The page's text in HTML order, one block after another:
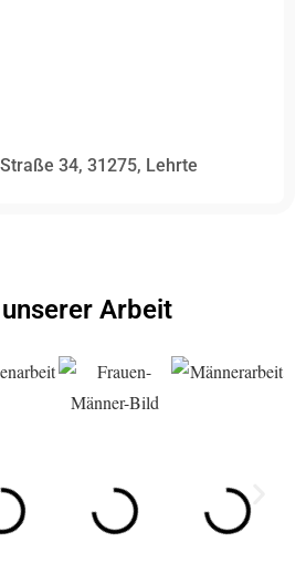
34, 31275, Lehrte
Arbeit